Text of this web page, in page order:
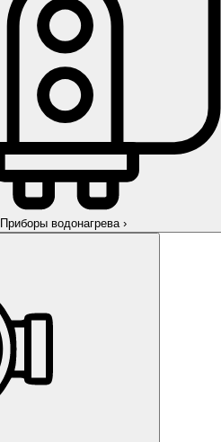
Приборы водонагрева ›